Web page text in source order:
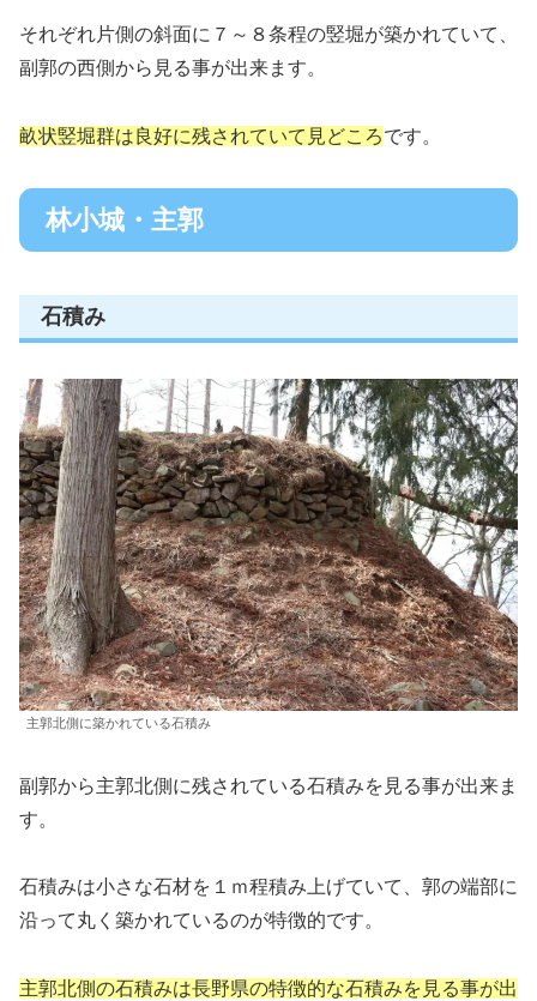
それぞれ片側の斜面に７～８条程の竪堀が築かれていて、
副郭の西側から見る事が出来ます。
畝状竪堀群は良好に残されていて見どころです。
林小城・主郭
石積み
主郭北側に築かれている石積み
副郭から主郭北側に残されている石積みを見る事が出来ま
す。
石積みは小さな石材を１ｍ程積み上げていて、郭の端部に
沿って丸く築かれているのが特徴的です。
主郭北側の石積みは長野県の特徴的な石積みを見る事が出